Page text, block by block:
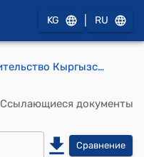
KG RU
Распоряжение Правительство Кыргызской Республики от 3 февраля 2020 года № 27-р "Оцелях принятия оперативных мер по предупреждению завоза и недопущению распространения коронавируса (2019-nCo V) на территории Кыргызской Республики"
Ссылающиеся документы
Сравнение